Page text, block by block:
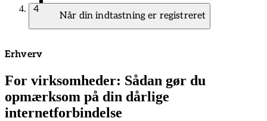
4
Når din indtastning er registreret
Erhverv
For virksomheder: Sådan gør du
opmærksom på din dårlige
internetforbindelse